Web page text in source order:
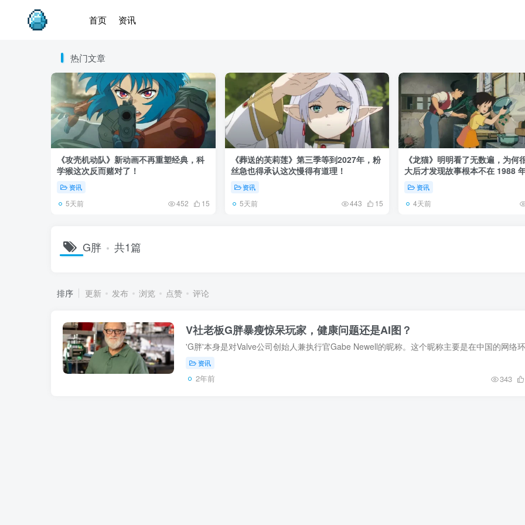
首页 资讯
热门文章
《攻壳机动队》新动画不再重塑经典，科
学猴这次反而赌对了！
资讯
5天前 452 15
《葬送的芙莉莲》第三季等到2027年，粉
丝急也得承认这次慢得有道理！
资讯
5天前 443 15
《龙猫》明明看了无数遍，为何
大后才发现故事根本不在 1988
资讯
4天前
G胖 共1篇
排序 更新 发布 浏览 点赞 评论
V社老板G胖暴瘦惊呆玩家，健康问题还是AI图？
资讯
2年前 343